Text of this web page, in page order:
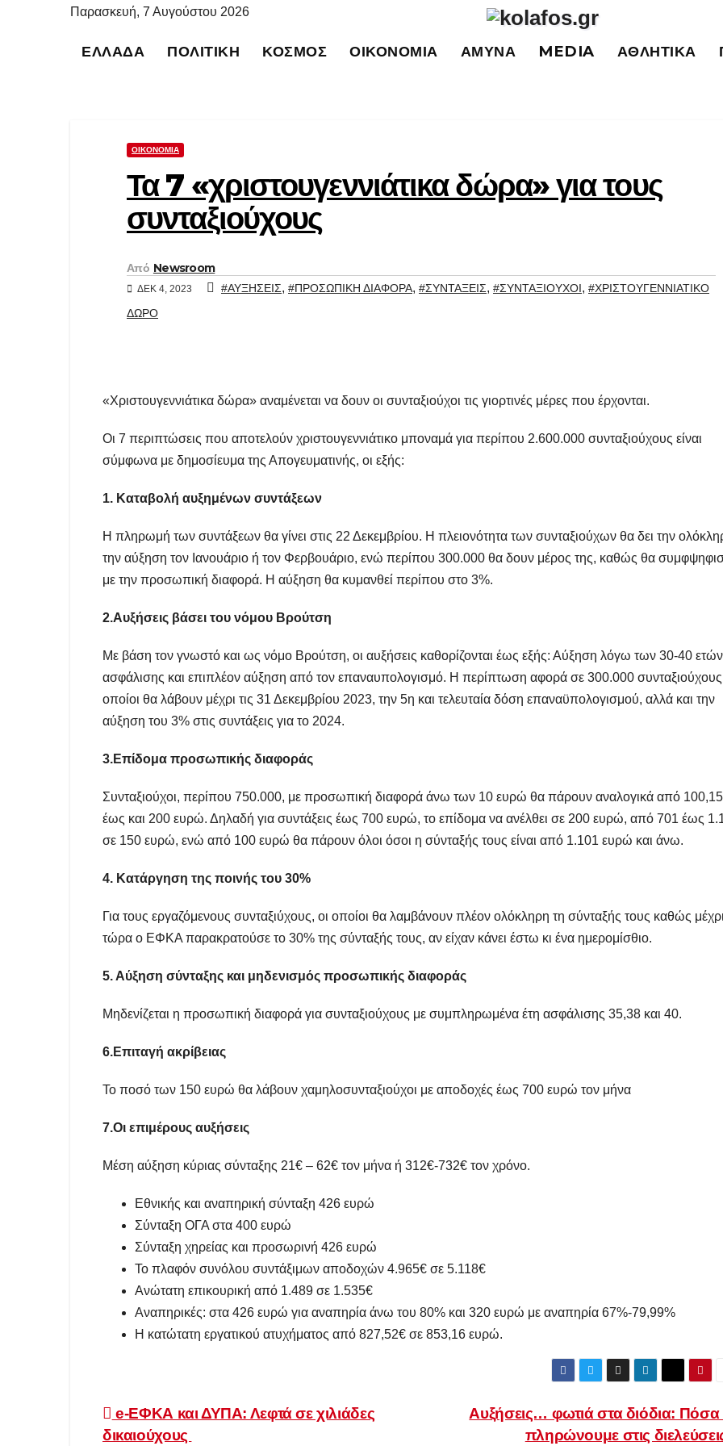
Παρασκευή, 7 Αυγούστου 2026
ΕΛΛΆΔΑ ΠΟΛΙΤΙΚΉ ΚΌΣΜΟΣ ΟΙΚΟΝΟΜΊΑ ΆΜΥΝΑ MEDIA ΑΘΛΗΤΙΚΆ
ΟΙΚΟΝΟΜΊΑ
Τα 7 «χριστουγεννιάτικα δώρα» για τους
συνταξιούχους
Από Newsroom
ΔΕΚ 4, 2023 #ΑΥΞΗΣΕΙΣ, #ΠΡΟΣΩΠΙΚΗ ΔΙΑΦΟΡΑ, #ΣΥΝΤΑΞΕΙΣ, #ΣΥΝΤΑΞΙΟΥΧΟΙ, #ΧΡΙΣΤΟΥΓΕΝΝΙΑΤΙΚΟ
ΔΩΡΟ
«Χριστουγεννιάτικα δώρα» αναμένεται να δουν οι συνταξιούχοι τις γιορτινές μέρες που έρχονται.
Οι 7 περιπτώσεις που αποτελούν χριστουγεννιάτικο μποναμά για περίπου 2.600.000 συνταξιούχους είναι
σύμφωνα με δημοσίευμα της Απογευματινής, οι εξής:
1. Καταβολή αυξημένων συντάξεων
Η πληρωμή των συντάξεων θα γίνει στις 22 Δεκεμβρίου. Η πλειονότητα των συνταξιούχων θα δει την
την αύξηση τον Ιανουάριο ή τον Φερβουάριο, ενώ περίπου 300.000 θα δουν μέρος της, καθώς θα
με την προσωπική διαφορά. Η αύξηση θα κυμανθεί περίπου στο 3%.
2.Αυξήσεις βάσει του νόμου Βρούτση
Με βάση τον γνωστό και ως νόμο Βρούτση, οι αυξήσεις καθορίζονται έως εξής: Αύξηση λόγω των 30-40 ετών
ασφάλισης και επιπλέον αύξηση από τον επαναυπολογισμό. Η περίπτωση αφορά σε 300.000 συνταξιούχους
οποίοι θα λάβουν μέχρι τις 31 Δεκεμβρίου 2023, την 5η και τελευταία δόση επαναϋπολογισμού, αλλά και την
αύξηση του 3% στις συντάξεις για το 2024.
3.Επίδομα προσωπικής διαφοράς
Συνταξιούχοι, περίπου 750.000, με προσωπική διαφορά άνω των 10 ευρώ θα πάρουν αναλογικά από
έως και 200 ευρώ. Δηλαδή για συντάξεις έως 700 ευρώ, το επίδομα να ανέλθει σε 200 ευρώ, από 701 έως
σε 150 ευρώ, ενώ από 100 ευρώ θα πάρουν όλοι όσοι η σύνταξής τους είναι από 1.101 ευρώ και άνω.
4. Κατάργηση της ποινής του 30%
Για τους εργαζόμενους συνταξιύχους, οι οποίοι θα λαμβάνουν πλέον ολόκληρη τη σύνταξής τους καθώς
τώρα ο ΕΦΚΑ παρακρατούσε το 30% της σύνταξής τους, αν είχαν κάνει έστω κι ένα ημερομίσθιο.
5. Αύξηση σύνταξης και μηδενισμός προσωπικής διαφοράς
Μηδενίζεται η προσωπική διαφορά για συνταξιούχους με συμπληρωμένα έτη ασφάλισης 35,38 και 40.
6.Επιταγή ακρίβειας
Το ποσό των 150 ευρώ θα λάβουν χαμηλοσυνταξιούχοι με αποδοχές έως 700 ευρώ τον μήνα
7.Οι επιμέρους αυξήσεις
Μέση αύξηση κύριας σύνταξης 21€ – 62€ τον μήνα ή 312€-732€ τον χρόνο.
Εθνικής και αναπηρική σύνταξη 426 ευρώ
Σύνταξη ΟΓΑ στα 400 ευρώ
Σύνταξη χηρείας και προσωρινή 426 ευρώ
Το πλαφόν συνόλου συντάξιμων αποδοχών 4.965€ σε 5.118€
Ανώτατη επικουρική από 1.489 σε 1.535€
Αναπηρικές: στα 426 ευρώ για αναπηρία άνω του 80% και 320 ευρώ με αναπηρία 67%-79,99%
Η κατώτατη εργατικού ατυχήματος από 827,52€ σε 853,16 ευρώ.
Πλοήγηση
Αυξήσεις… φωτιά στα διόδια: Πόσα
πληρώνουμε στις
e-ΕΦΚΑ και ΔΥΠΑ: Λεφτά σε χιλιάδες
δικαιούχους